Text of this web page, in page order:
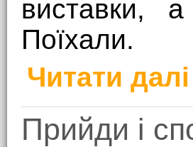
виставки,
Поїхали.
Читати далі
Прийди і